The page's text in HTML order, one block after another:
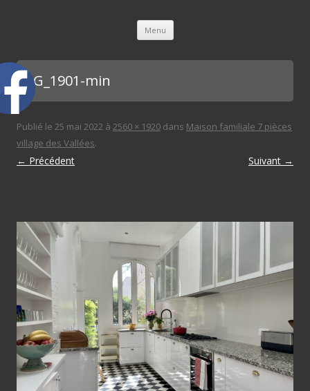
Menu Aller au contenu principal
IMG_1901-min
Publié le 25 mai 2022 à 2560 × 1920 dans Maison familiale 7 pièces
village des Vallées.
← Précédent Suivant →